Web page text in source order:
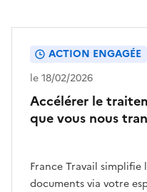
Accélérer le
que vous nous
France Travail simplifie
documents via votre
ACTION ENGAGÉE
le 18/02/2026